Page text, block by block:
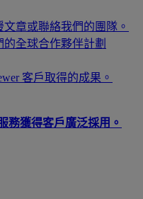
文章或聯絡我們的團隊。
的全球合作夥伴計劃
客戶取得的成果。
務獲得客戶廣泛採用。